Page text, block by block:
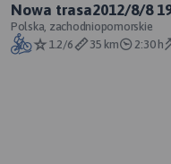
Nowa trasa2012/8/8
Polska, zachodniopomorskie
1.2/6
35 km 2:30 h